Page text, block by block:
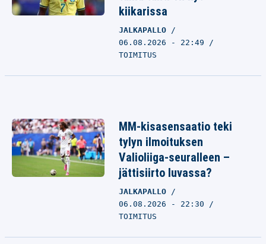
kiikarissa
JALKAPALLO
06.08.2026 - 22:49
TOIMITUS
MM-kisasensaatio teki
tylyn ilmoituksen
Valioliiga-seuralleen –
jättisiirto luvassa?
JALKAPALLO
06.08.2026 - 22:30
TOIMITUS